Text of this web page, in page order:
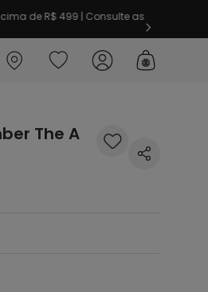
em sua 1ª compra
The A